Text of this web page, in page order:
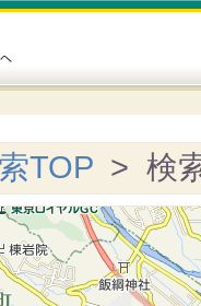
TOP > 検